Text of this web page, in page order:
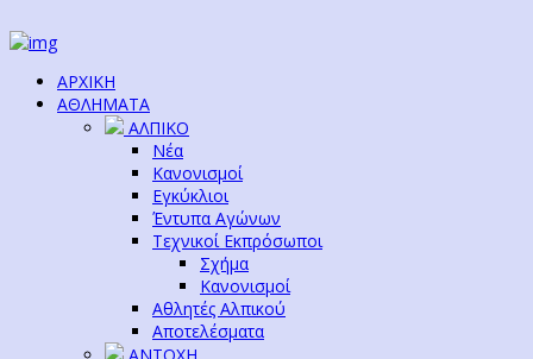
ΑΡΧΙΚΗ
ΑΘΛΗΜΑΤΑ
ΑΛΠΙΚΟ
Νέα
Κανονισμοί
Εγκύκλιοι
Έντυπα Αγώνων
Τεχνικοί Εκπρόσωποι
Σχήμα
Κανονισμοί
Αθλητές Αλπικού
Αποτελέσματα